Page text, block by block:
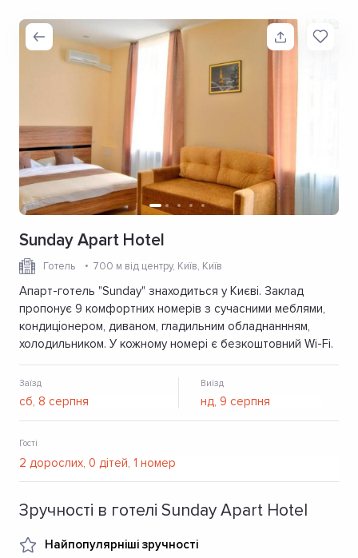
Sunday Apart Hotel
Готель 700 м від центру, Київ, Київ
Апарт-готель "Sunday" знаходиться у Києві. Заклад
пропонує 9 комфортних номерів з сучасними меблями,
кондиціонером, диваном, гладильним обладнаннням,
холодильником. У кожному номері є безкоштовний Wi-Fi.
Заїзд Виїзд
Гості
Зручності в готелі Sunday Apart Hotel
Найпопулярніші зручності